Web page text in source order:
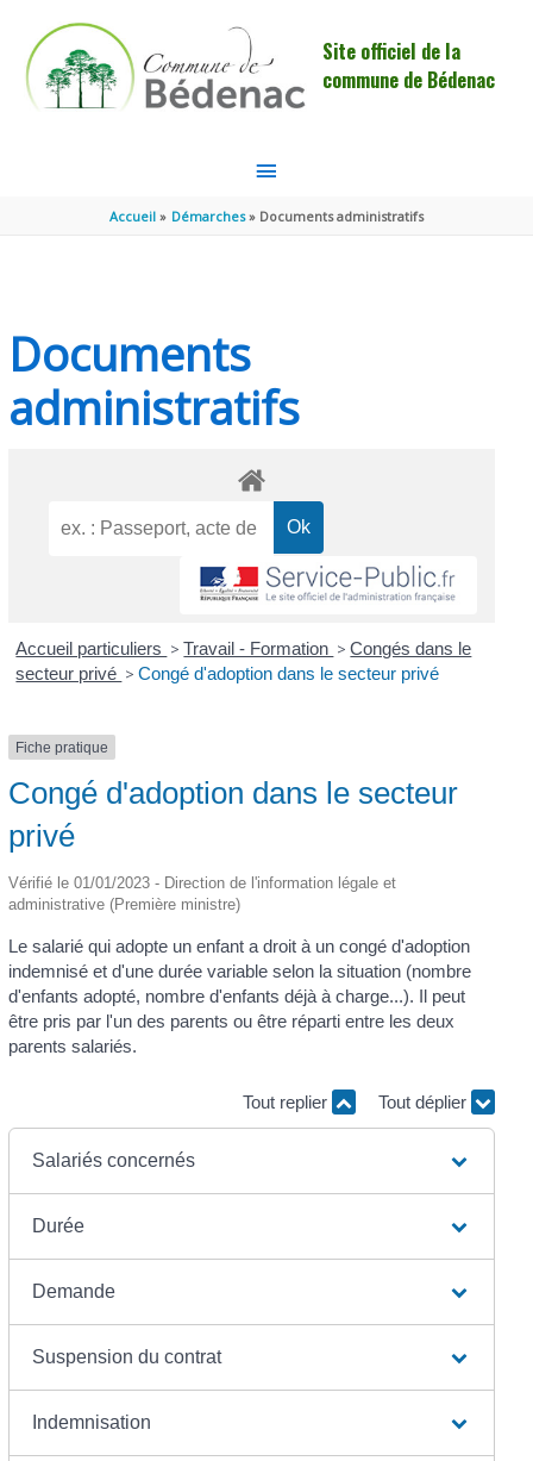
Site officiel de la
commune de Bédenac
MENU
PRINCIPAL
Accueil Démarches Documents administratifs
Documents
administratifs
Accueil particuliers > Travail - Formation > Congés dans le
secteur privé > Congé d'adoption dans le secteur privé
Fiche pratique
Congé d'adoption dans le secteur
privé
Vérifié le 01/01/2023 - Direction de l'information légale et
administrative (Première ministre)
Le salarié qui adopte un enfant a droit à un congé d'adoption
indemnisé et d'une durée variable selon la situation (nombre
d'enfants adopté, nombre d'enfants déjà à charge...). Il peut
être pris par l'un des parents ou être réparti entre les deux
parents salariés.
Tout replier Tout déplier
Salariés concernés
Durée
Demande
Suspension du contrat
Indemnisation